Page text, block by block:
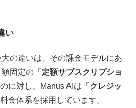
い
の違いは、その課金モデルにあ
固定の「 定額サブスクリプショ
に対し、Manus AIは「 クレジッ
金体系を採用しています。